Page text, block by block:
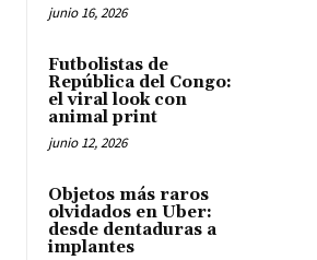
junio 16, 2026
Futbolistas de
República del Congo:
el viral look con
animal print
junio 12, 2026
Objetos más raros
olvidados en Uber:
desde dentaduras a
implantes